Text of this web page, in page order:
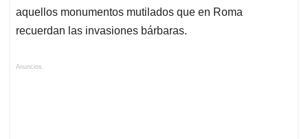
aquellos monumentos mutilados que en Roma
recuerdan las invasiones bárbaras.
Anuncios.